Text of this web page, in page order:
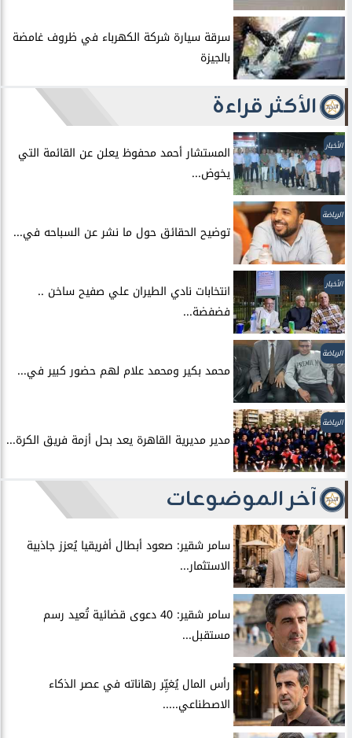
سرقة سيارة شركة الكهرباء في ظروف غامضة
بالجيزة
الأكثر قراءة
الأخبار
المستشار أحمد محفوظ يعلن عن القائمة التي
يخوض...
الرياضة
توضيح الحقائق حول ما نشر عن السباحه في...
الأخبار
انتخابات نادي الطيران علي صفيح ساخن ..
فضفضة...
الرياضة
محمد بكير ومحمد علام لهم حضور كبير في...
الرياضة
مدير مديرية القاهرة يعد بحل أزمة فريق الكرة...
آخر الموضوعات
سامر شقير: صعود أبطال أفريقيا يُعزز جاذبية
الاستثمار...
سامر شقير: 40 دعوى قضائية تُعيد رسم
مستقبل...
رأس المال يُغيِّر رهاناته في عصر الذكاء
الاصطناعي.....